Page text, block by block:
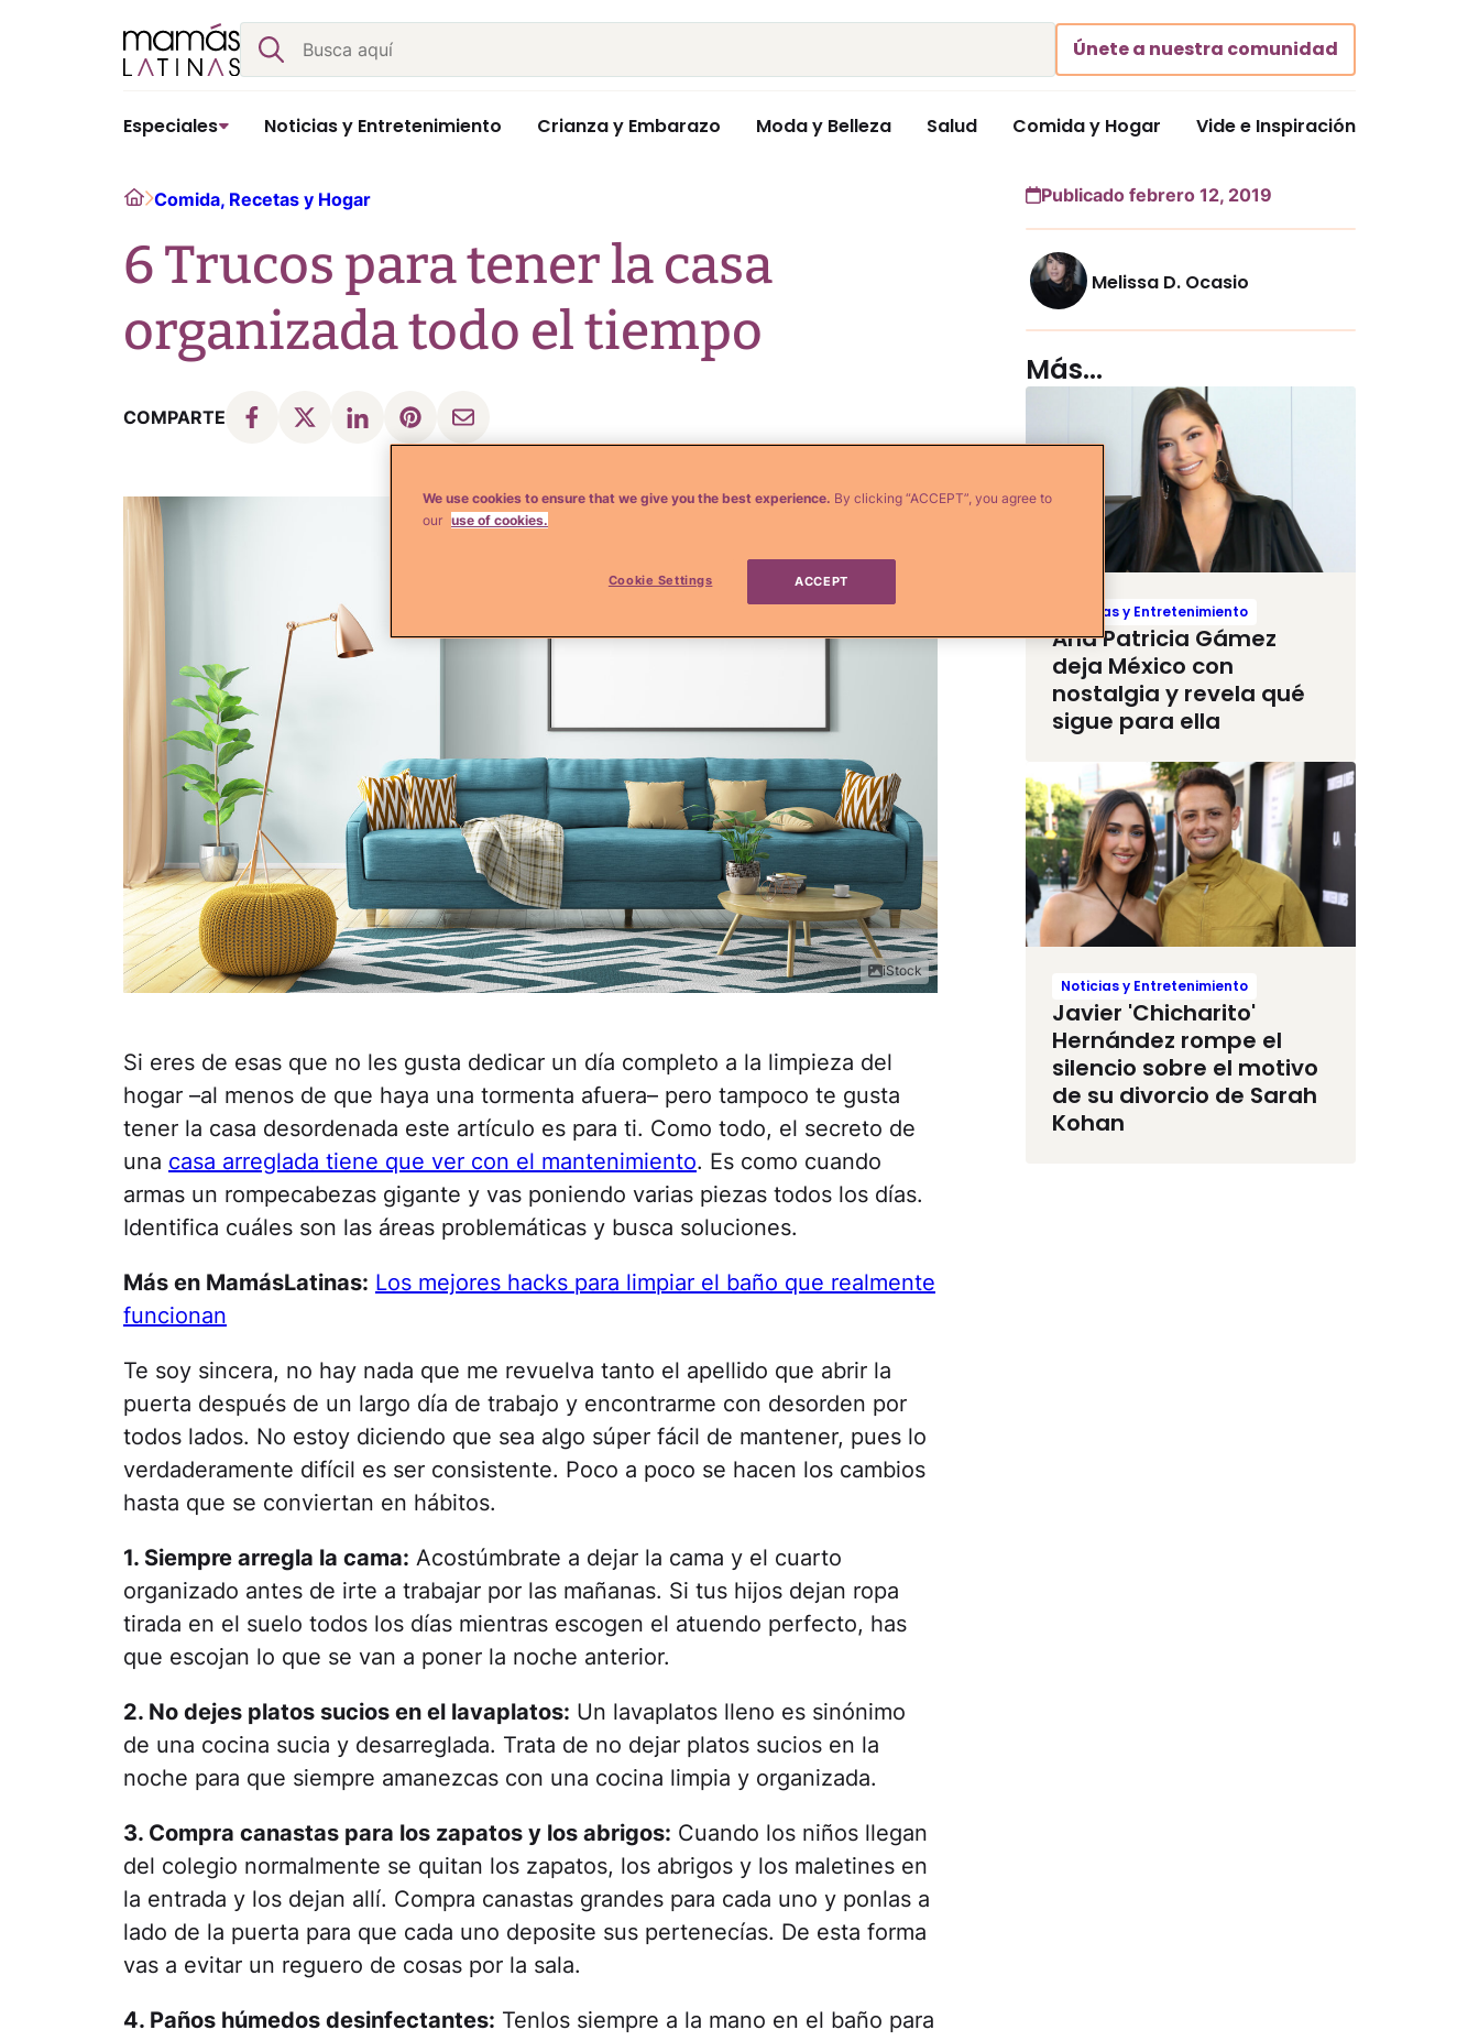
Buscar
Únete a nuestra comunidad
Especiales Noticias y Entretenimiento Crianza y Embarazo Moda y Belleza Salud Comida y Hogar Vide e Inspiración
HomeComida, Recetas y Hogar
6 Trucos para tener la casa
organizada todo el tiempo
COMPARTE
iStock
Si eres de esas que no les gusta dedicar un día completo a la limpieza del
hogar –al menos de que haya una tormenta afuera– pero tampoco te gusta
tener la casa desordenada este artículo es para ti. Como todo, el secreto de
una casa arreglada tiene que ver con el mantenimiento. Es como cuando
armas un rompecabezas gigante y vas poniendo varias piezas todos los días.
Identifica cuáles son las áreas problemáticas y busca soluciones.
Más en MamásLatinas: Los mejores hacks para limpiar el baño que realmente
funcionan
Te soy sincera, no hay nada que me revuelva tanto el apellido que abrir la
puerta después de un largo día de trabajo y encontrarme con desorden por
todos lados. No estoy diciendo que sea algo súper fácil de mantener, pues lo
verdaderamente difícil es ser consistente. Poco a poco se hacen los cambios
hasta que se conviertan en hábitos.
1. Siempre arregla la cama: Acostúmbrate a dejar la cama y el cuarto
organizado antes de irte a trabajar por las mañanas. Si tus hijos dejan ropa
tirada en el suelo todos los días mientras escogen el atuendo perfecto, has
que escojan lo que se van a poner la noche anterior.
2. No dejes platos sucios en el lavaplatos: Un lavaplatos lleno es sinónimo
de una cocina sucia y desarreglada. Trata de no dejar platos sucios en la
noche para que siempre amanezcas con una cocina limpia y organizada.
3. Compra canastas para los zapatos y los abrigos: Cuando los niños llegan
del colegio normalmente se quitan los zapatos, los abrigos y los maletines en
la entrada y los dejan allí. Compra canastas grandes para cada uno y ponlas a
lado de la puerta para que cada uno deposite sus pertenecías. De esta forma
vas a evitar un reguero de cosas por la sala.
4. Paños húmedos desinfectantes: Tenlos siempre a la mano en el baño para
Publicado febrero 12, 2019
Melissa D. Ocasio
Más...
Noticias y Entretenimiento
Ana Patricia Gámez
deja México con
nostalgia y revela qué
sigue para ella
Noticias y Entretenimiento
Javier 'Chicharito'
Hernández rompe el
silencio sobre el motivo
de su divorcio de Sarah
Kohan
We use cookies to ensure that we give you the best experience. By clicking “ACCEPT”, you agree to
our use of cookies.
Cookie Settings ACCEPT